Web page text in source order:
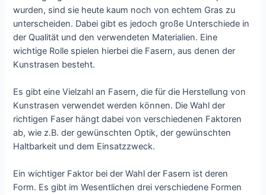
wurden, sind sie heute kaum noch von echtem Gras zu
unterscheiden. Dabei gibt es jedoch große Unterschiede in
der Qualität und den verwendeten Materialien. Eine
wichtige Rolle spielen hierbei die Fasern, aus denen der
Kunstrasen besteht.
Es gibt eine Vielzahl an Fasern, die für die Herstellung von
Kunstrasen verwendet werden können. Die Wahl der
richtigen Faser hängt dabei von verschiedenen Faktoren
ab, wie z.B. der gewünschten Optik, der gewünschten
Haltbarkeit und dem Einsatzzweck.
Ein wichtiger Faktor bei der Wahl der Fasern ist deren
Form. Es gibt im Wesentlichen drei verschiedene Formen